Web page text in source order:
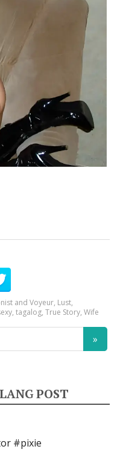
and Voyeur, Lust,
,tagalog,True Story,Wife
POST
#pixie